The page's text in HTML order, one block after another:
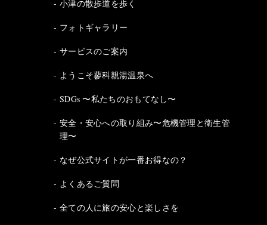
小津の散歩道を歩く
フォトギャラリー
サービスのご案内
ようこそ蓼科親湯温泉へ
SDGs 〜私たちのおもてなし〜
安全・安心への取り組み〜危機管理と衛生管
理〜
なぜ公式サイトが一番お得なの？
よくあるご質問
全ての人に旅の安心と楽しさを